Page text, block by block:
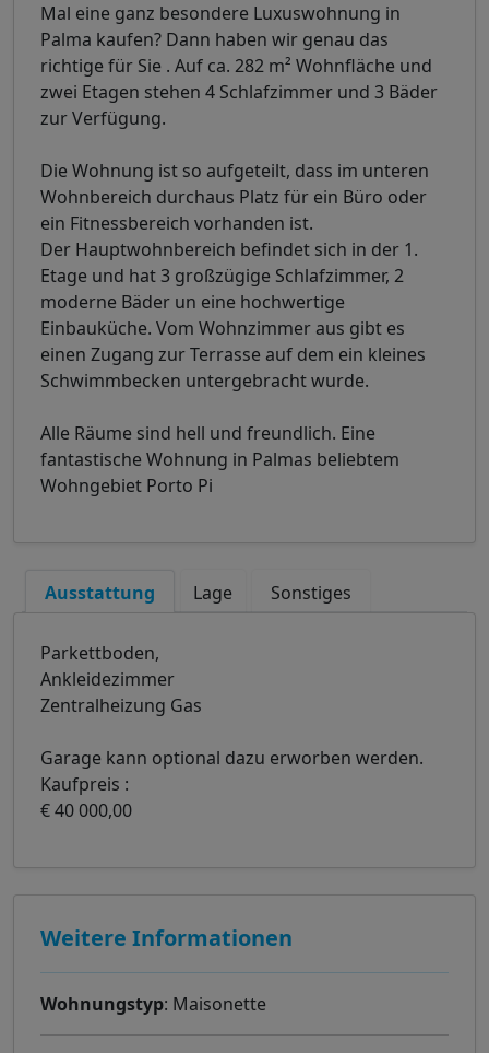
Mal eine ganz besondere Luxuswohnung in
Palma kaufen? Dann haben wir genau das
richtige für Sie . Auf ca. 282 m² Wohnfläche und
zwei Etagen stehen 4 Schlafzimmer und 3 Bäder
zur Verfügung.
Die Wohnung ist so aufgeteilt, dass im unteren
Wohnbereich durchaus Platz für ein Büro oder
ein Fitnessbereich vorhanden ist.
Der Hauptwohnbereich befindet sich in der 1.
Etage und hat 3 großzügige Schlafzimmer, 2
moderne Bäder un eine hochwertige
Einbauküche. Vom Wohnzimmer aus gibt es
einen Zugang zur Terrasse auf dem ein kleines
Schwimmbecken untergebracht wurde.
Alle Räume sind hell und freundlich. Eine
fantastische Wohnung in Palmas beliebtem
Wohngebiet Porto Pi
Ausstattung Lage Sonstiges
Parkettboden,
Ankleidezimmer
Zentralheizung Gas
Garage kann optional dazu erworben werden.
Kaufpreis :
€ 40 000,00
Weitere Informationen
Wohnungstyp: Maisonette